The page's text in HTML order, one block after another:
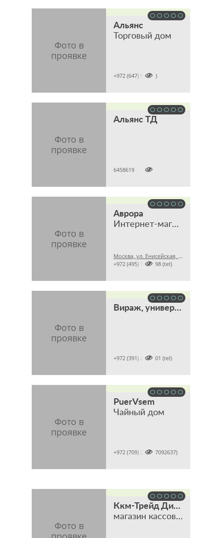
Альянс
Торговый дом

+972 (647) 92 (tel)
Альянс ТД

6458619
Аврора
Интернет-магазин
Москва, ул. Енисейская, 7, стр. 4, офис 6

+972 (495) 1288998 (tel)
Вираж, универсальный интернет-магазин

+972 (391) 2902001 (tel)
PuerVsem
Чайный дом

+972 (709) 2637 (7092637)
Ккм-Трейд Дистрибьюшен
магазин кассового, торгового и банковского оборудования